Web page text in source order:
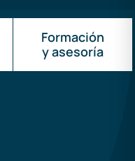
Formación
y asesoría